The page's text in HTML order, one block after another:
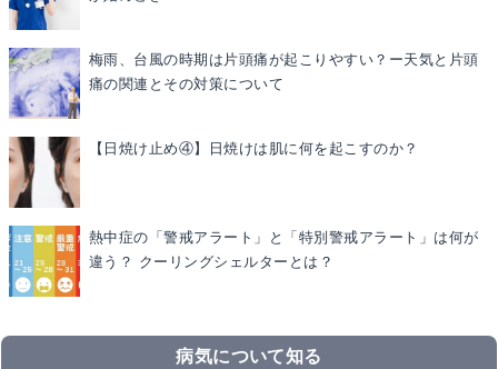
梅雨、台風の時期は片頭痛が起こりやすい？ー天気と片頭
痛の関連とその対策について
【日焼け止め④】日焼けは肌に何を起こすのか？
熱中症の「警戒アラート」と「特別警戒アラート」は何が
違う？ クーリングシェルターとは？
病気について知る